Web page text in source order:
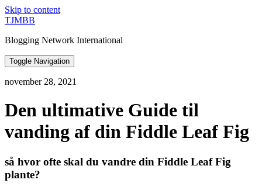
Skip to content
TJMBB
Blogging Network International
Toggle Navigation
november 28, 2021
Den ultimative Guide til
vanding af din Fiddle Leaf Fig
så hvor ofte skal du vandre din Fiddle Leaf Fig
plante?